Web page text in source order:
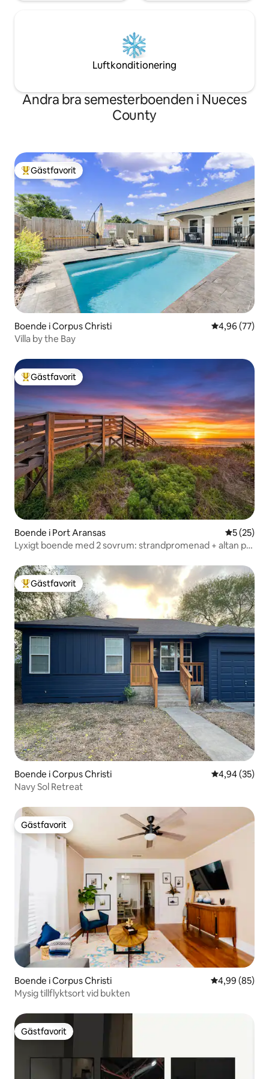
Luftkonditionering
Andra bra semesterboenden i Nueces
County
Populär gästfavorit
Gästfavorit
Boende i Corpus Christi 4,96 av 5 i
4,96 (77)
Villa by the Bay
Populär gästfavorit
Gästfavorit
Boende i Port Aransas 5 av 5 i
5 (25)
Lyxigt boende med 2 sovrum: strandpromenad + altan på
Populär gästfavorit
Gästfavorit
Boende i Corpus Christi 4,94 av 5 i
4,94 (35)
Navy Sol Retreat
Gästfavorit
Gästfavorit
Boende i Corpus Christi 4,99 av 5 i
4,99 (85)
Mysig tillflyktsort vid bukten
Gästfavorit
Gästfavorit